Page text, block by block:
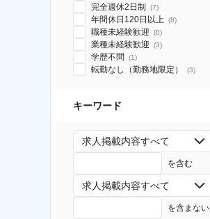
完全週休2日制 (7)
年間休日120日以上 (8)
職種未経験歓迎 (0)
業種未経験歓迎 (3)
学歴不問 (1)
転勤なし（勤務地限定） (3)
キーワード
求人掲載内容すべて
を含む
求人掲載内容すべて
を含まない